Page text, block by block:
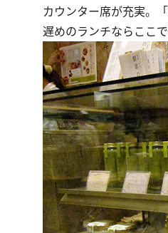
カウンター席が充実。
遅めのランチならここ